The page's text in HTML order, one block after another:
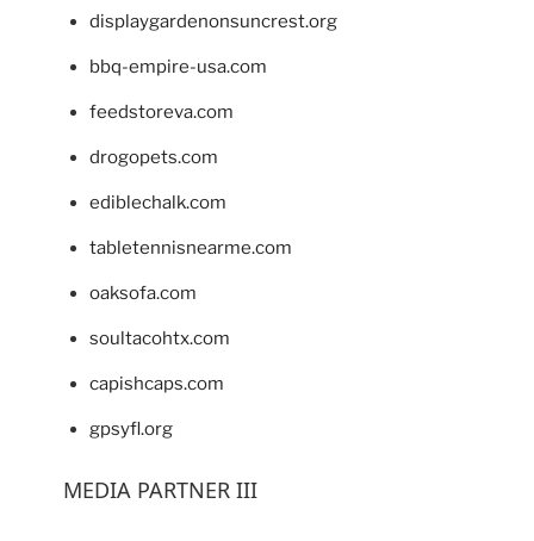
displaygardenonsuncrest.org
bbq-empire-usa.com
feedstoreva.com
drogopets.com
ediblechalk.com
tabletennisnearme.com
oaksofa.com
soultacohtx.com
capishcaps.com
gpsyfl.org
MEDIA PARTNER III